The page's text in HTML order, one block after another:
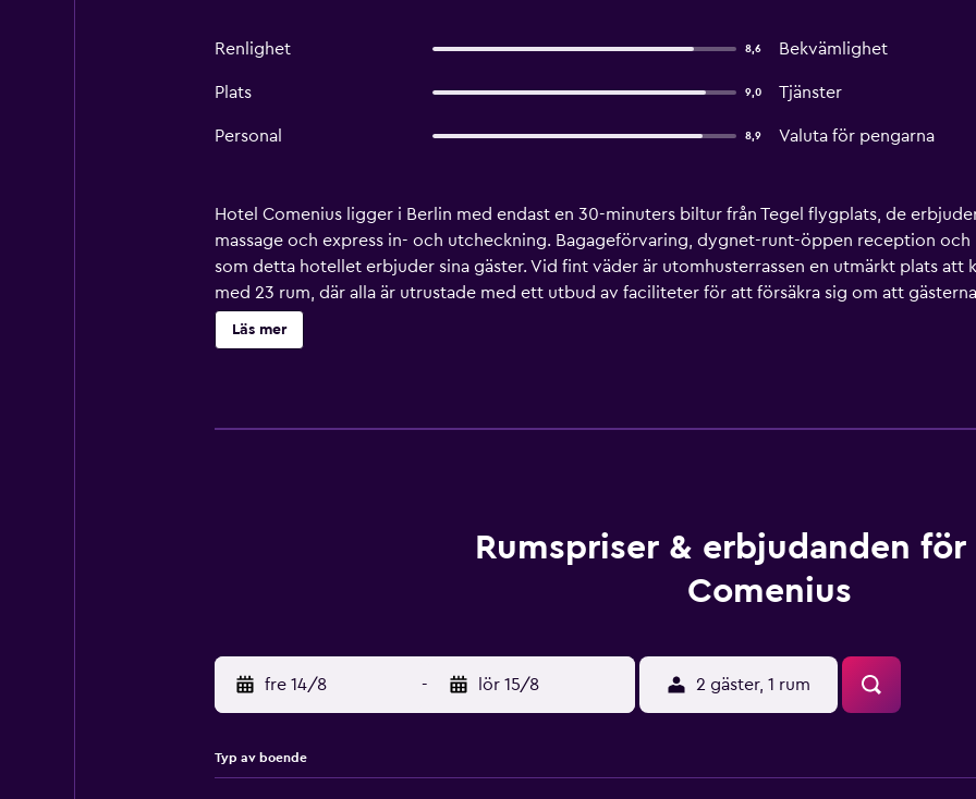
Renlighet 8,6 Bekvämlighet
Plats 9,0 Tjänster
Personal 8,9 Valuta för pengarna
Hotel Comenius ligger i Berlin med endast en 30-minuters biltur från Tegel flygplats, de
massage och express in- och utcheckning. Bagageförvaring, dygnet-runt-öppen reception
som detta hotellet erbjuder sina gäster. Vid fint väder är utomhusterrassen en utmärkt plats att
med 23 rum, där alla är utrustade med ett utbud av faciliteter för att försäkra sig om att
ligger i hjärtat av Berlins nöjesdistrikt med restauranger, kaféer och barer mycket nära. Berlin
ligger endast en kort bilfärd från detta hotellet.
Läs mer
Rumspriser & erbjudanden
Comenius
fre 14/8 - lör 15/8 2 gäster, 1 rum
Typ av boende